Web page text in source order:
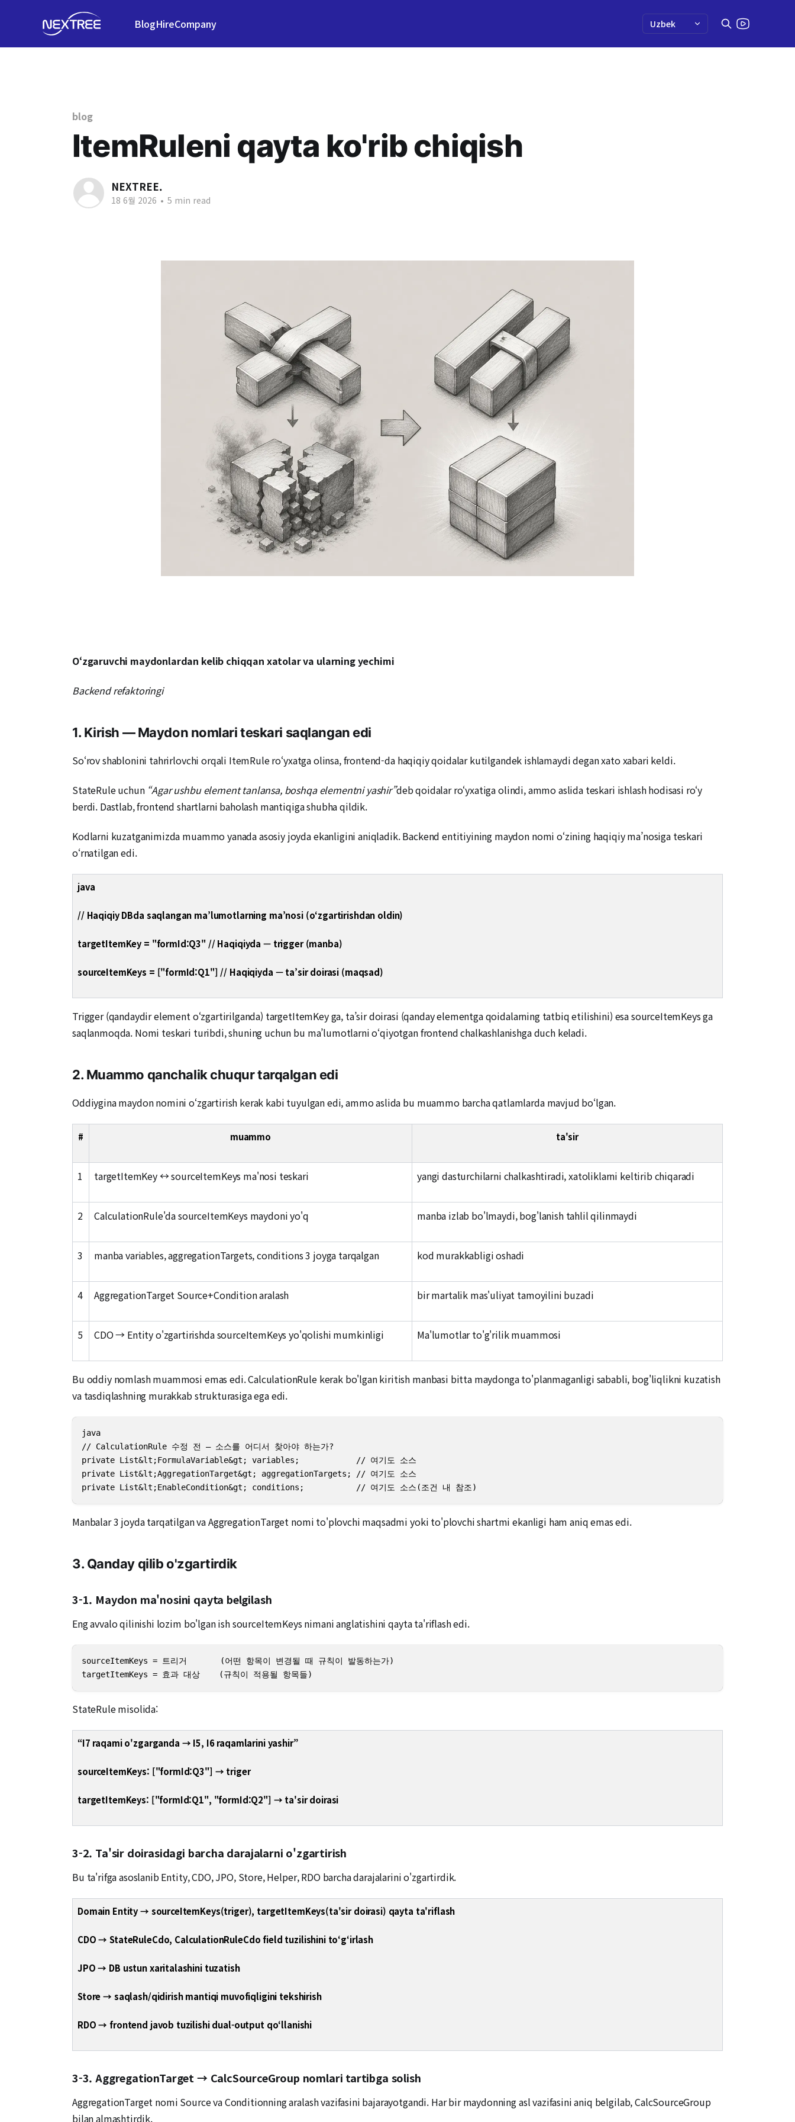
BlogHireCompany
blog
ItemRuleni qayta ko'rib chiqish
NEXTREE.
18 6월 2026 • 5 min read
O‘zgaruvchi maydonlardan kelib chiqqan xatolar va ularning yechimi
Backend refaktoringi
1. Kirish — Maydon nomlari teskari saqlangan edi
So‘rov shablonini tahrirlovchi orqali ItemRule ro‘yxatga olinsa, frontend-da haqiqiy qoidalar kutilgandek ishlamaydi degan xato xabari keldi.
StateRule uchun “Agar ushbu element tanlansa, boshqa elementni yashir”deb qoidalar ro‘yxatiga olindi, ammo aslida teskari ishlash hodisasi ro‘y
berdi. Dastlab, frontend shartlarni baholash mantiqiga shubha qildik.
Kodlarni kuzatganimizda muammo yanada asosiy joyda ekanligini aniqladik. Backend entitiyining maydon nomi o‘zining haqiqiy ma’nosiga teskari
o‘rnatilgan edi.
java
// Haqiqiy DBda saqlangan ma’lumotlarning ma’nosi (o‘zgartirishdan oldin)
targetItemKey = "formId:Q3" // Haqiqiyda — trigger (manba)
sourceItemKeys = ["formId:Q1"] // Haqiqiyda — ta’sir doirasi (maqsad)
Trigger (qandaydir element o‘zgartirilganda) targetItemKey ga, ta’sir doirasi (qanday elementga qoidalarning tatbiq etilishini) esa sourceItemKeys ga
saqlanmoqda. Nomi teskari turibdi, shuning uchun bu ma’lumotlarni o‘qiyotgan frontend chalkashlanishga duch keladi.
2. Muammo qanchalik chuqur tarqalgan edi
Oddiygina maydon nomini o‘zgartirish kerak kabi tuyulgan edi, ammo aslida bu muammo barcha qatlamlarda mavjud bo‘lgan.
# muammo ta'sir
1 targetItemKey ↔ sourceItemKeys ma'nosi teskari yangi dasturchilarni chalkashtiradi, xatoliklarni keltirib chiqaradi
2 CalculationRule'da sourceItemKeys maydoni yo'q manba izlab bo'lmaydi, bog'lanish tahlil qilinmaydi
3 manba variables, aggregationTargets, conditions 3 joyga tarqalgan kod murakkabligi oshadi
4 AggregationTarget Source+Condition aralash bir martalik mas'uliyat tamoyilini buzadi
5 CDO → Entity o'zgartirishda sourceItemKeys yo'qolishi mumkinligi Ma'lumotlar to'g'rilik muammosi
Bu oddiy nomlash muammosi emas edi. CalculationRule kerak bo'lgan kiritish manbasi bitta maydonga to'planmaganligi sababli, bog'liqlikni kuzatish
va tasdiqlashning murakkab strukturasiga ega edi.
java
// CalculationRule 수정 전 — 소스를 어디서 찾아야 하는가?
private List&lt;FormulaVariable&gt; variables;            // 여기도 소스
private List&lt;AggregationTarget&gt; aggregationTargets; // 여기도 소스
private List&lt;EnableCondition&gt; conditions;           // 여기도 소스(조건 내 참조)
Manbalar 3 joyda tarqatilgan va AggregationTarget nomi to'plovchi maqsadmi yoki to'plovchi shartmi ekanligi ham aniq emas edi.
3. Qanday qilib o'zgartirdik
3-1. Maydon ma'nosini qayta belgilash
Eng avvalo qilinishi lozim bo'lgan ish sourceItemKeys nimani anglatishini qayta ta'riflash edi.
sourceItemKeys = 트리거       (어떤 항목이 변경될 때 규칙이 발동하는가)
targetItemKeys = 효과 대상    (규칙이 적용될 항목들)
StateRule misolida:
“I7 raqami o'zgarganda → I5, I6 raqamlarini yashir”
sourceItemKeys: ["formId:Q3"] → triger
targetItemKeys: ["formId:Q1", "formId:Q2"] → ta'sir doirasi
3-2. Ta'sir doirasidagi barcha darajalarni o'zgartirish
Bu ta'rifga asoslanib Entity, CDO, JPO, Store, Helper, RDO barcha darajalarini o'zgartirdik.
Domain Entity → sourceItemKeys(triger), targetItemKeys(ta'sir doirasi) qayta ta'riflash
CDO → StateRuleCdo, CalculationRuleCdo field tuzilishini toʻgʻirlash
JPO → DB ustun xaritalashini tuzatish
Store → saqlash/qidirish mantiqi muvofiqligini tekshirish
RDO → frontend javob tuzilishi dual-output qoʻllanishi
3-3. AggregationTarget → CalcSourceGroup nomlari tartibga solish
AggregationTarget nomi Source va Conditionning aralash vazifasini bajarayotgandi. Har bir maydonning asl vazifasini aniq belgilab, CalcSourceGroup
bilan almashtirdik.